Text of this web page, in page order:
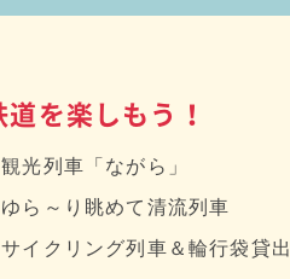
道を楽しもう！
観光列車「ながら」
ゆら～り眺めて清流列車
サイクリング列車＆輪行袋貸出